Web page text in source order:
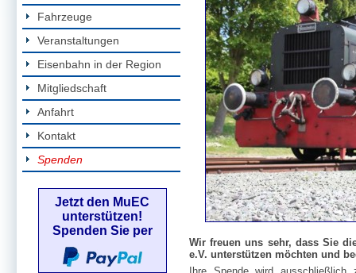
Fahrzeuge
Veranstaltungen
Eisenbahn in der Region
Mitgliedschaft
Anfahrt
Kontakt
Spenden
Jetzt den MuEC
unterstützen!
Spenden Sie per
Wir freuen uns sehr, dass Sie
e.V. unterstützen möchten und